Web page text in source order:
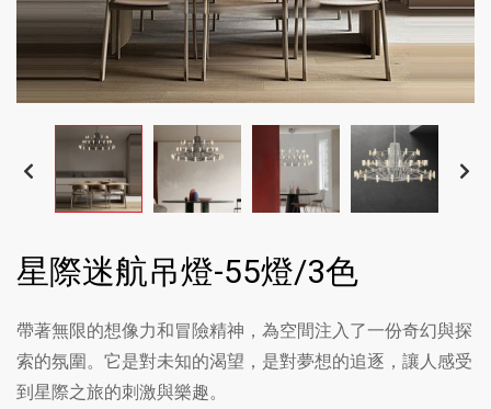
星際迷航吊燈-55燈/3色
帶著無限的想像力和冒險精神，為空間注入了一份奇幻與探
索的氛圍。它是對未知的渴望，是對夢想的追逐，讓人感受
到星際之旅的刺激與樂趣。